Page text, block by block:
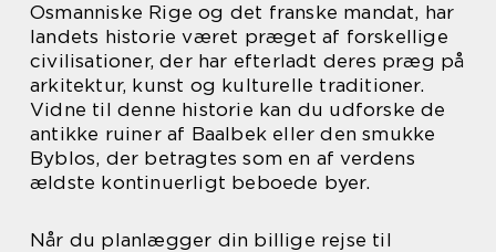
Osmanniske Rige og det franske mandat, har
landets historie været præget af forskellige
civilisationer, der har efterladt deres præg på
arkitektur, kunst og kulturelle traditioner.
Vidne til denne historie kan du udforske de
antikke ruiner af Baalbek eller den smukke
Byblos, der betragtes som en af verdens
ældste kontinuerligt beboede byer.
Når du planlægger din billige rejse til